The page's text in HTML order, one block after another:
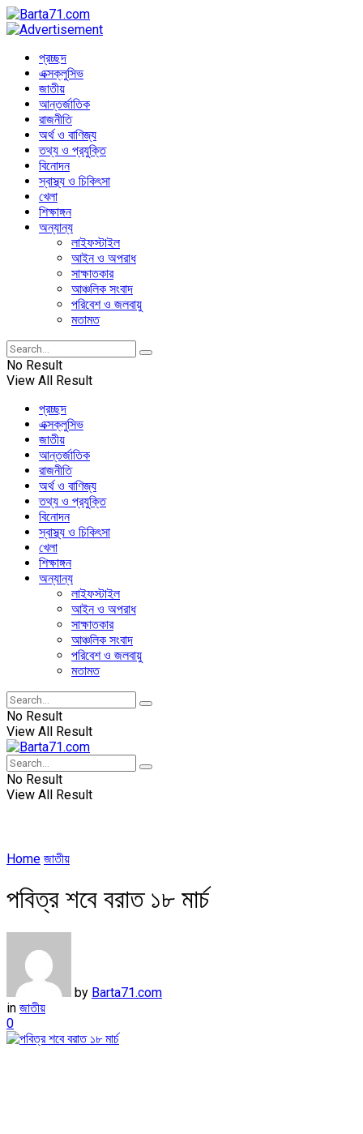
প্রচ্ছদ
এক্সক্লুসিভ
জাতীয়
আন্তর্জাতিক
রাজনীতি
অর্থ ও বাণিজ্য
তথ্য ও প্রযুক্তি
বিনোদন
স্বাস্থ্য ও চিকিৎসা
খেলা
শিক্ষাঙ্গন
অন্যান্য
লাইফস্টাইল
আইন ও অপরাধ
সাক্ষাতকার
আঞ্চলিক সংবাদ
পরিবেশ ও জলবায়ু
মতামত
No Result
View All Result
প্রচ্ছদ
এক্সক্লুসিভ
জাতীয়
আন্তর্জাতিক
রাজনীতি
অর্থ ও বাণিজ্য
তথ্য ও প্রযুক্তি
বিনোদন
স্বাস্থ্য ও চিকিৎসা
খেলা
শিক্ষাঙ্গন
অন্যান্য
লাইফস্টাইল
আইন ও অপরাধ
সাক্ষাতকার
আঞ্চলিক সংবাদ
পরিবেশ ও জলবায়ু
মতামত
No Result
View All Result
No Result
View All Result
Home জাতীয়
পবিত্র শবে বরাত ১৮ মার্চ
by Barta71.com
in জাতীয়
0